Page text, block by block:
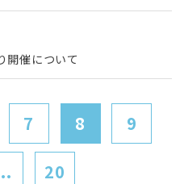
催について
7 8 9
20